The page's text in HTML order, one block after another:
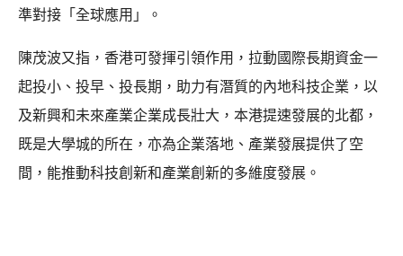
準對接「全球應用」。
陳茂波又指，香港可發揮引領作用，拉動國際長期資金一
起投小、投早、投長期，助力有潛質的內地科技企業，以
及新興和未來產業企業成長壯大，本港提速發展的北都，
既是大學城的所在，亦為企業落地、產業發展提供了空
間，能推動科技創新和產業創新的多維度發展。